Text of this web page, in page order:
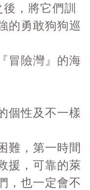
，將它們訓
的勇敢狗狗巡
冒險灣』的海
個性及不一樣
難，第一時間
援，可靠的萊
，也一定會不